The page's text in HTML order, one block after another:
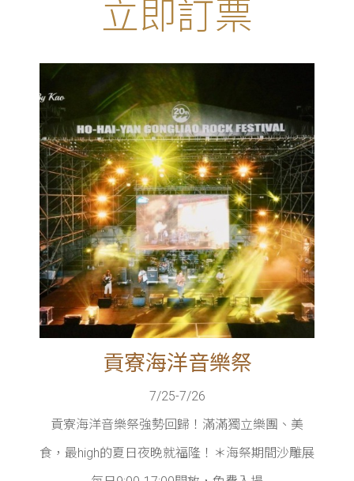
立即訂票
貢寮海洋音樂祭
7/25-7/26
貢寮海洋音樂祭強勢回歸！滿滿獨立樂團、美
食，最high的夏日夜晚就福隆！＊海祭期間沙雕展